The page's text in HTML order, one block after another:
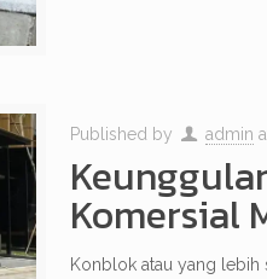
Published by admin
Komersial
Konblok atau yang lebih